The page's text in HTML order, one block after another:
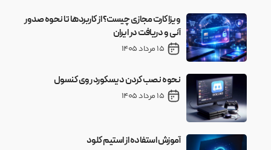
ویزا کارت مجازی چیست؟ از کاربردها تا نحوه صدور
آنی و دریافت در ایران
15 مرداد 1405
نحوه نصب کردن دیسکورد روی کنسول
15 مرداد 1405
آموزش استفاده از استیم کلود